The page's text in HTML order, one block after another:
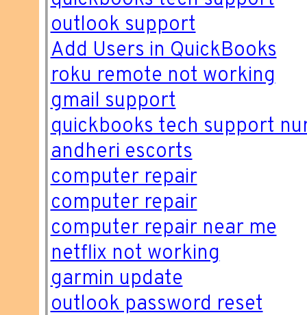
outlook support
Add Users in QuickBooks
roku remote not working
gmail support
quickbooks tech support
andheri escorts
computer repair
computer repair
computer repair near me
netflix not working
garmin update
outlook password reset